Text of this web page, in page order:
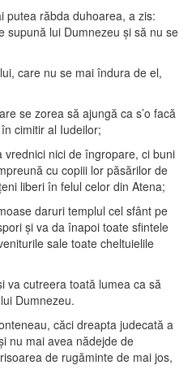
putea răbda duhoarea, a zis:
supună lui Dumnezeu şi să nu se
care nu se mai îndura de el,
se zorea să ajungă ca s’o facă
cimitir al Iudeilor;
vrednici nici de îngropare, ci buni
cu copiii lor păsărilor de
liberi în felul celor din Atena;
daruri templul cel sfânt pe
şi va da înapoi toate sfintele
sale toate cheltuielile
va cutreera toată lumea ca să
Dumnezeu.
căci dreapta judecată a
nu mai avea nădejde de
de rugăminte de mai jos,